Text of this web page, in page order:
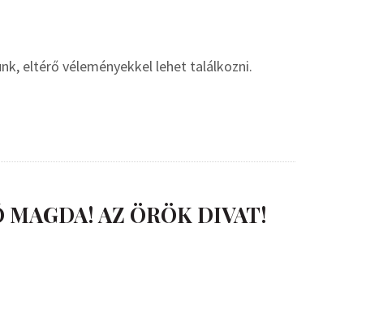
eltérő véleményekkel lehet találkozni.
MAGDA! AZ ÖRÖK DIVAT!